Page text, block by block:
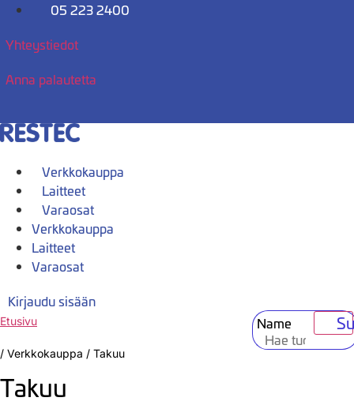
Mene
05 223 2400
Yhteystiedot
Anna palautetta
Verkkokauppa
Laitteet
Varaosat
Verkkokauppa
Laitteet
Varaosat
Kirjaudu sisään
Name
Etusivu
/ Verkkokauppa / Takuu
Takuu